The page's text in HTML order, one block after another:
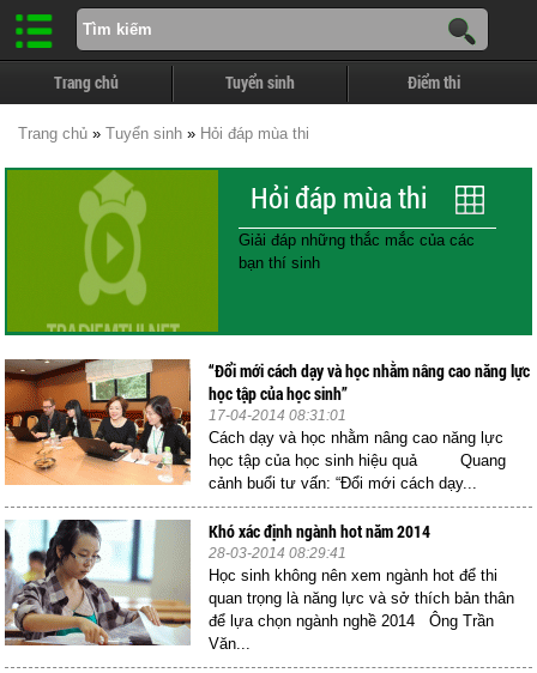
Trang chủ Tuyển sinh Điểm thi
Trang chủ » Tuyển sinh » Hỏi đáp mùa thi
Hỏi đáp mùa thi
Giải đáp những thắc mắc của các
bạn thí sinh
“Đổi mới cách dạy và học nhằm nâng cao năng lực
học tập của học sinh”
17-04-2014 08:31:01
Cách dạy và học nhằm nâng cao năng lực
học tập của học sinh hiệu quả Quang
cảnh buổi tư vấn: “Đổi mới cách dạy...
Khó xác định ngành hot năm 2014
28-03-2014 08:29:41
Học sinh không nên xem ngành hot để thi
quan trọng là năng lực và sở thích bản thân
để lựa chọn ngành nghề 2014 Ông Trần
Văn...